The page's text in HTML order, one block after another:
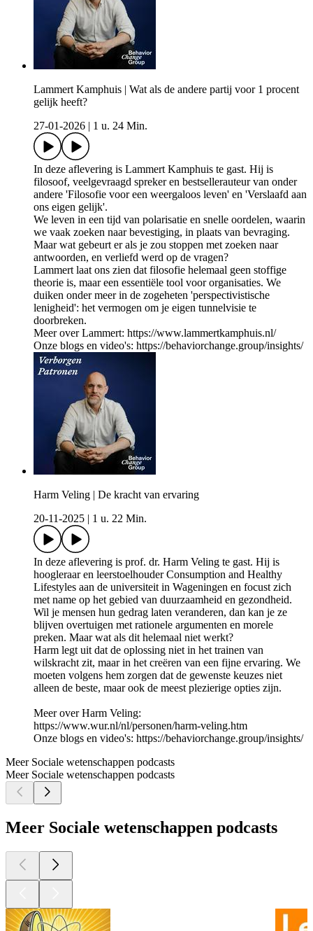
Lammert Kamphuis | Wat als de andere partij voor 1 procent
gelijk heeft?
27-01-2026
1 u. 24 Min.
In deze aflevering is Lammert Kamphuis te gast. Hij is
filosoof, veelgevraagd spreker en bestsellerauteur van onder
andere 'Filosofie voor een weergaloos leven' en 'Verslaafd aan
ons eigen gelijk'.
We leven in een tijd van polarisatie en snelle oordelen, waarin
we vaak zoeken naar bevestiging, in plaats van bevraging.
Maar wat gebeurt er als je zou stoppen met zoeken naar
antwoorden, en verliefd werd op de vragen?
Lammert laat ons zien dat filosofie helemaal geen stoffige
theorie is, maar een essentiële tool voor organisaties. We
duiken onder meer in de zogeheten 'perspectivistische
lenigheid': het vermogen om je eigen tunnelvisie te
doorbreken.
Meer over Lammert: https://www.lammertkamphuis.nl/
Onze blogs en video's: https://behaviorchange.group/insights/
Harm Veling | De kracht van ervaring
20-11-2025
1 u. 22 Min.
In deze aflevering is prof. dr. Harm Veling te gast. Hij is
hoogleraar en leerstoelhouder Consumption and Healthy
Lifestyles aan de universiteit in Wageningen en focust zich
met name op het gebied van duurzaamheid en gezondheid.
Wil je mensen hun gedrag laten veranderen, dan kan je ze
blijven overtuigen met rationele argumenten en morele
preken. Maar wat als dit helemaal niet werkt?
Harm legt uit dat de oplossing niet in het trainen van
wilskracht zit, maar in het creëren van een fijne ervaring. We
moeten volgens hem zorgen dat de gewenste keuzes niet
alleen de beste, maar ook de meest plezierige opties zijn.
Meer over Harm Veling:
https://www.wur.nl/nl/personen/harm-veling.htm
Onze blogs en video's: https://behaviorchange.group/insights/
Meer Sociale wetenschappen podcasts
Meer Sociale wetenschappen podcasts
Meer Sociale wetenschappen podcasts